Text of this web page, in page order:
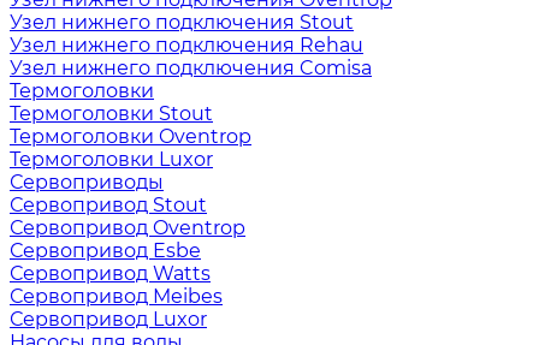
Узел нижнего подключения Stout
Узел нижнего подключения Rehau
Узел нижнего подключения Comisa
Термоголовки
Термоголовки Stout
Термоголовки Oventrop
Термоголовки Luxor
Сервоприводы
Сервопривод Stout
Сервопривод Oventrop
Сервопривод Esbe
Сервопривод Watts
Сервопривод Meibes
Сервопривод Luxor